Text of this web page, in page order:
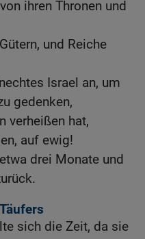
ihren Thronen und
und Reiche
Israel an, um
gedenken,
verheißen hat,
auf ewig!
drei Monate und
sich die Zeit, da sie